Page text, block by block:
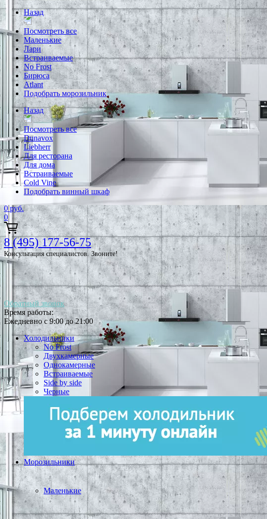
Назад
Посмотреть все
Маленькие
Лари
Встраиваемые
No Frost
Бирюса
Atlant
Подобрать морозильник
Назад
Посмотреть все
Dunavox
Liebherr
Для ресторана
Для дома
Встраиваемые
Cold Vine
Подобрать винный шкаф
0 руб.
0
8 (495) 177-56-75
Консультация специалистов. Звоните!
Обратный звонок
Время работы:
Ежедневно с 9:00 до 21:00
Холодильники
No Frost
Двухкамерные
Однокамерные
Встраиваемые
Side by side
Черные
Морозильники
Маленькие